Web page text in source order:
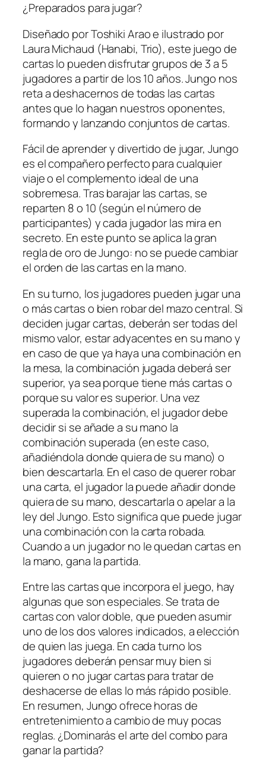
¿Preparados para jugar?
Diseñado por Toshiki Arao e ilustrado por
Laura Michaud (Hanabi, Trio), este juego de
cartas lo pueden disfrutar grupos de 3 a 5
jugadores a partir de los 10 años. Jungo nos
reta a deshacernos de todas las cartas
antes que lo hagan nuestros oponentes,
formando y lanzando conjuntos de cartas.
Fácil de aprender y divertido de jugar, Jungo
es el compañero perfecto para cualquier
viaje o el complemento ideal de una
sobremesa. Tras barajar las cartas, se
reparten 8 o 10 (según el número de
participantes) y cada jugador las mira en
secreto. En este punto se aplica la gran
regla de oro de Jungo: no se puede cambiar
el orden de las cartas en la mano.
En su turno, los jugadores pueden jugar una
o más cartas o bien robar del mazo central. Si
deciden jugar cartas, deberán ser todas del
mismo valor, estar adyacentes en su mano y
en caso de que ya haya una combinación en
la mesa, la combinación jugada deberá ser
superior, ya sea porque tiene más cartas o
porque su valor es superior. Una vez
superada la combinación, el jugador debe
decidir si se añade a su mano la
combinación superada (en este caso,
añadiéndola donde quiera de su mano) o
bien descartarla. En el caso de querer robar
una carta, el jugador la puede añadir donde
quiera de su mano, descartarla o apelar a la
ley del Jungo. Esto significa que puede jugar
una combinación con la carta robada.
Cuando a un jugador no le quedan cartas en
la mano, gana la partida.
Entre las cartas que incorpora el juego, hay
algunas que son especiales. Se trata de
cartas con valor doble, que pueden asumir
uno de los dos valores indicados, a elección
de quien las juega. En cada turno los
jugadores deberán pensar muy bien si
quieren o no jugar cartas para tratar de
deshacerse de ellas lo más rápido posible.
En resumen, Jungo ofrece horas de
entretenimiento a cambio de muy pocas
reglas. ¿Dominarás el arte del combo para
ganar la partida?